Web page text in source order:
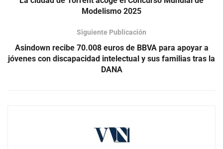
Modelismo 2025
Siguiente Publicación
Asindown recibe 70.008 euros de BBVA para apoyar a
jóvenes con discapacidad intelectual y sus familias tras la
DANA